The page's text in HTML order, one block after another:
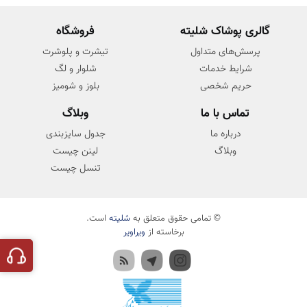
آشنا شوید.
گالری پوشاک شلیته
پرسش‌های متداول
شرایط خدمات
حریم شخصی
فروشگاه
تیشرت و پلوشرت
شلوار و لگ
بلوز و شومیز
تماس با ما
درباره ما
وبلاگ
وبلاگ
جدول سایزبندی
لینن چیست
تنسل چیست
© تمامی حقوق متعلق به شلیته است.
برخاسته از ویراویر